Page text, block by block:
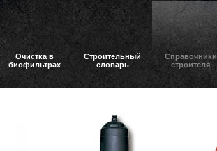
Очистка в
биофильтрах
Строительный
словарь
Справочники
строителя